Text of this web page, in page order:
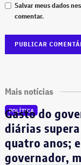
Salvar meus dados
comentar.
Mais notícias
POLÍTICA
Gasto do
diárias
quatro anos;
governador,